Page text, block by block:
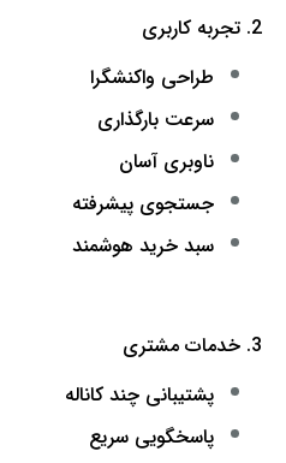
2. تجربه کاربری
طراحی واکنشگرا
سرعت بارگذاری
ناوبری آسان
جستجوی پیشرفته
سبد خرید هوشمند
3. خدمات مشتری
پشتیبانی چند کاناله
پاسخگویی سریع